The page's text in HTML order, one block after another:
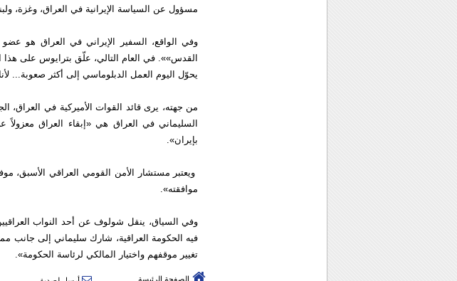
مسؤول عن السياسة الإيرانية في العراق، وغزة،
وفي الواقع، السفير الإيراني في العراق
القدس»». في العام التالي، علّق بترايوس على هذا
يحوّل اليوم العمل الدبلوماسي إلى أكثر صعوبة...
من جهته، يرى قائد القوات الأميركية في العراق،
السليماني في العراق هي «إبقاء العراق
بإيران».
ويعتبر مستشار الأمن القومي العراقي الأسبق،
موافقته».
وفي السياق، ينقل شولوف عن أحد النواب
فيه الحكومة العراقية، شارك سليماني إلى جانب
تغيير موقفهم واختيار المالكي لرئاسة الحكومة».
الصفحة الرئيسة